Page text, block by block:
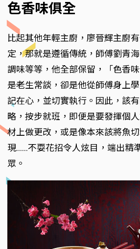
色香味俱全
比起其他年輕主廚，廖晉輝主廚
定，那就是遵循傳統，師傅劉青
調味等等，他全部保留，「色香
是老生常談，卻是他從師傅身上
記在心，並切實執行。因此，該
略，按步就班，即便是要發揮個
材上做更改，或是像本來該將魚
現……不耍花招令人炫目，端出精
眾。